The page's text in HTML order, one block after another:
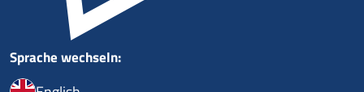
Sprache wechseln: